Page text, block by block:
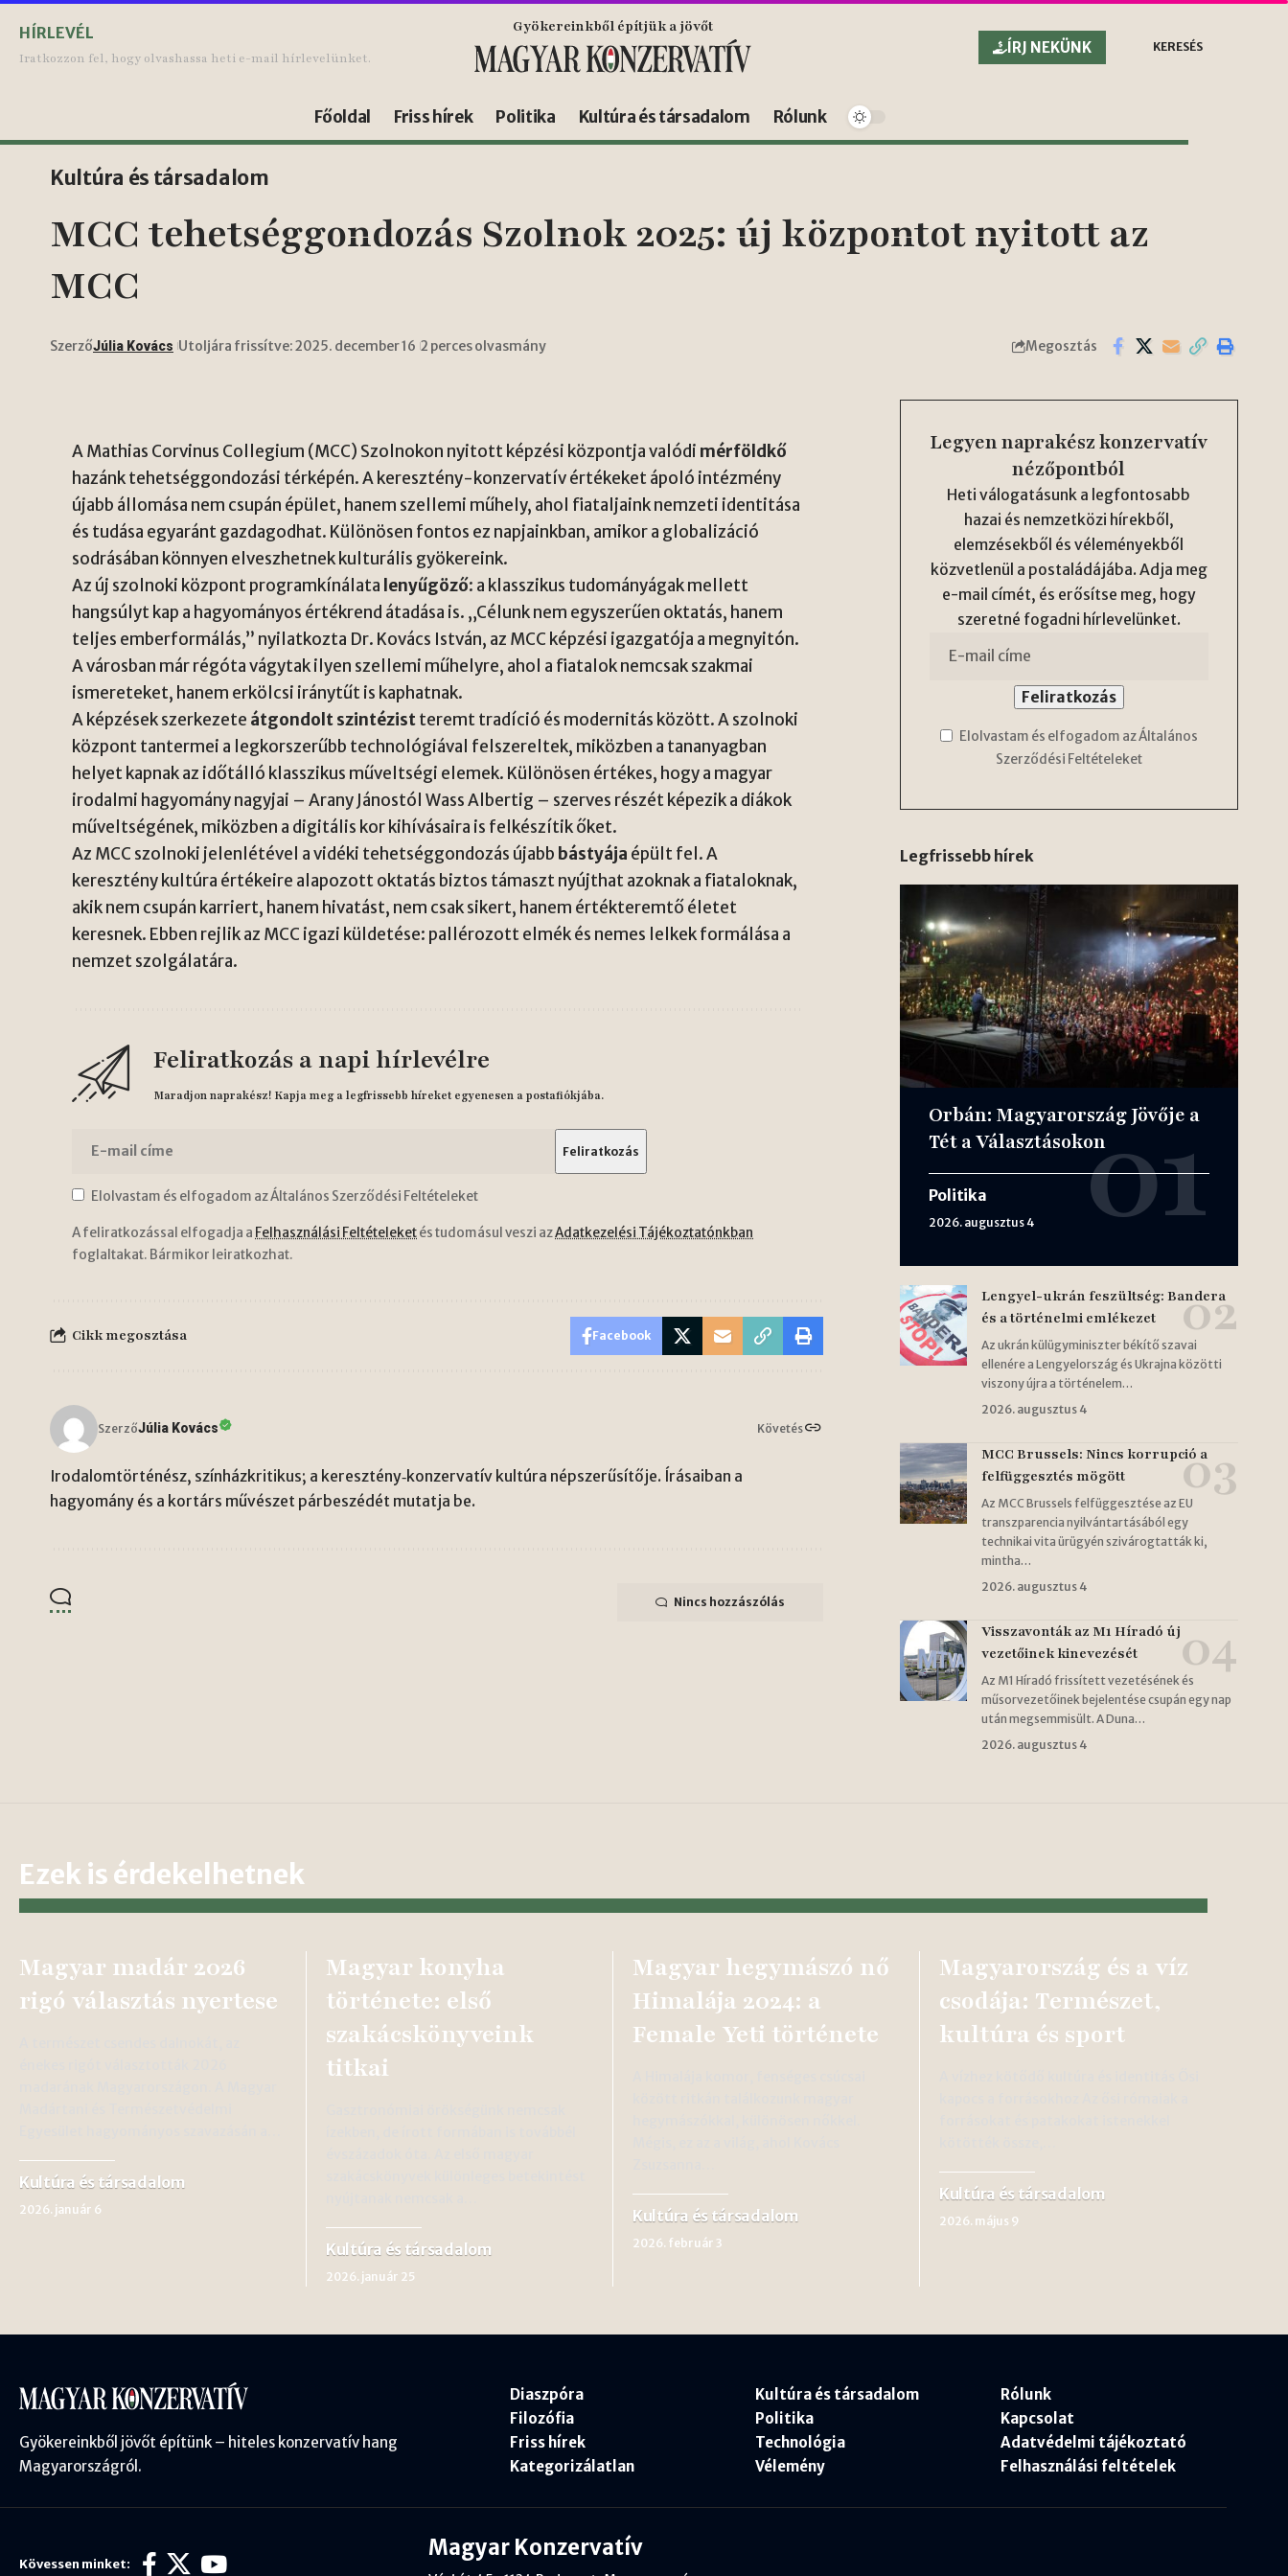
HÍRLEVÉL
Iratkozzon fel, hogy olvashassa heti e-mail hírlevelünket.
Gyökereinkből építjük a jövőt
ÍRJ NEKÜNK
KERESÉS
Főoldal Friss hírek Politika Kultúra és társadalom Rólunk
Kultúra és társadalom
MCC tehetséggondozás Szolnok 2025: új központot nyitott az
MCC
SzerzőJúlia Kovács Utoljára frissítve: 2025. december 16 2 perces olvasmány Megosztás
A Mathias Corvinus Collegium (MCC) Szolnokon nyitott képzési központja valódi mérföldkő
hazánk tehetséggondozási térképén. A keresztény-konzervatív értékeket ápoló intézmény
újabb állomása nem csupán épület, hanem szellemi műhely, ahol fiataljaink nemzeti identitása
és tudása egyaránt gazdagodhat. Különösen fontos ez napjainkban, amikor a globalizáció
sodrásában könnyen elveszhetnek kulturális gyökereink.
Az új szolnoki központ programkínálata lenyűgöző: a klasszikus tudományágak mellett
hangsúlyt kap a hagyományos értékrend átadása is. „Célunk nem egyszerűen oktatás, hanem
teljes emberformálás,” nyilatkozta Dr. Kovács István, az MCC képzési igazgatója a megnyitón.
A városban már régóta vágytak ilyen szellemi műhelyre, ahol a fiatalok nemcsak szakmai
ismereteket, hanem erkölcsi iránytűt is kaphatnak.
A képzések szerkezete átgondolt szintézistteremt tradíció és modernitás között. A szolnoki
központ tantermei a legkorszerűbb technológiával felszereltek, miközben a tananyagban
helyet kapnak az időtálló klasszikus műveltségi elemek. Különösen értékes, hogy a magyar
irodalmi hagyomány nagyjai – Arany Jánostól Wass Albertig – szerves részét képezik a diákok
műveltségének, miközben a digitális kor kihívásaira is felkészítik őket.
Az MCC szolnoki jelenlétével a vidéki tehetséggondozás újabb bástyája épült fel. A
keresztény kultúra értékeire alapozott oktatás biztos támaszt nyújthat azoknak a fiataloknak,
akik nem csupán karriert, hanem hivatást, nem csak sikert, hanem értékteremtő életet
keresnek. Ebben rejlik az MCC igazi küldetése: pallérozott elmék és nemes lelkek formálása a
nemzet szolgálatára.
Feliratkozás a napi hírlevélre
Maradjon naprakész! Kapja meg a legfrissebb híreket egyenesen a postafiókjába.
Elolvastam és elfogadom az Általános Szerződési Feltételeket
A feliratkozással elfogadja a Felhasználási Feltételeketés tudomásul veszi azAdatkezelési Tájékoztatónkban
foglaltakat. Bármikor leiratkozhat.
Cikk megosztása Facebook
SzerzőJúlia Kovács Követés
Irodalomtörténész, színházkritikus; a keresztény‑konzervatív kultúra népszerűsítője. Írásaiban a
hagyomány és a kortárs művészet párbeszédét mutatja be.
Nincs hozzászólás
Legyen naprakész konzervatív
nézőpontból
Heti válogatásunk a legfontosabb
hazai és nemzetközi hírekből,
elemzésekből és véleményekből
közvetlenül a postaládájába. Adja meg
e-mail címét, és erősítse meg, hogy
szeretné fogadni hírlevelünket.
Elolvastam és elfogadom az Általános
Szerződési Feltételeket
Legfrissebb hírek
Orbán: Magyarország Jövője a
Tét a Választásokon
Politika
2026. augusztus 4
Lengyel-ukrán feszültség: Bandera
és a történelmi emlékezet
Az ukrán külügyminiszter békítő szavai
ellenére a Lengyelország és Ukrajna közötti
viszony újra a történelem…
2026. augusztus 4
MCC Brussels: Nincs korrupció a
felfüggesztés mögött
Az MCC Brussels felfüggesztése az EU
transzparencia nyilvántartásából egy
technikai vita ürügyén szivárogtatták ki,
mintha…
2026. augusztus 4
Visszavonták az M1 Híradó új
vezetőinek kinevezését
Az M1 Híradó frissített vezetésének és
műsorvezetőinek bejelentése csupán egy nap
után megsemmisült. A Duna…
2026. augusztus 4
Ezek is érdekelhetnek
Magyar madár 2026
rigó választás nyertese
Kultúra és társadalom
2026. január 6
Magyar konyha
története: első
szakácskönyveink
titkai
Kultúra és társadalom
2026. január 25
Magyar hegymászó nő
Himalája 2024: a
Female Yeti története
Kultúra és társadalom
2026. február 3
Magyarország és a víz
csodája: Természet,
kultúra és sport
Kultúra és társadalom
2026. május 9
Gyökereinkből jövőt építünk – hiteles konzervatív hang
Magyarországról.
Diaszpóra
Filozófia
Friss hírek
Kategorizálatlan
Kultúra és társadalom
Politika
Technológia
Vélemény
Rólunk
Kapcsolat
Adatvédelmi tájékoztató
Felhasználási feltételek
Kövessen minket:
Magyar Konzervatív